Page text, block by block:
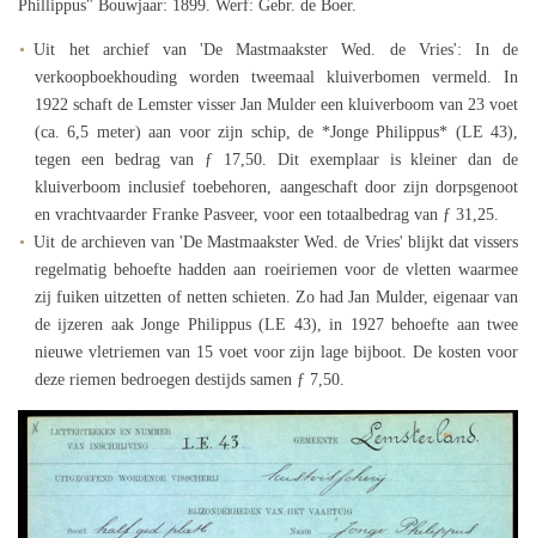
Phillippus" Bouwjaar: 1899. Werf: Gebr. de Boer.
Uit het archief van 'De Mastmaakster Wed. de Vries': In de
verkoopboekhouding worden tweemaal kluiverbomen vermeld. In
1922 schaft de Lemster visser Jan Mulder een kluiverboom van 23 voet
(ca. 6,5 meter) aan voor zijn schip, de *Jonge Philippus* (LE 43),
tegen een bedrag van ƒ 17,50. Dit exemplaar is kleiner dan de
kluiverboom inclusief toebehoren, aangeschaft door zijn dorpsgenoot
en vrachtvaarder Franke Pasveer, voor een totaalbedrag van ƒ 31,25.
Uit de archieven van 'De Mastmaakster Wed. de Vries' blijkt dat vissers
regelmatig behoefte hadden aan roeiriemen voor de vletten waarmee
zij fuiken uitzetten of netten schieten. Zo had Jan Mulder, eigenaar van
de ijzeren aak Jonge Philippus (LE 43), in 1927 behoefte aan twee
nieuwe vletriemen van 15 voet voor zijn lage bijboot. De kosten voor
deze riemen bedroegen destijds samen ƒ 7,50.